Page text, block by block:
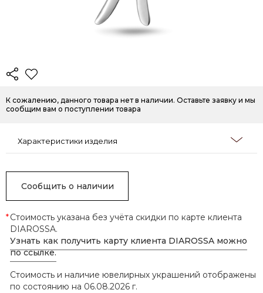
К сожалению, данного товара нет в наличии. Оставьте заявку и мы
сообщим вам о поступлении товара
Характеристики изделия
Сообщить о наличии
*Стоимость указана без учёта скидки по карте клиента
DIAROSSA.
Узнать как получить карту клиента DIAROSSA можно
по ссылке.
Стоимость и наличие ювелирных украшений отображены
по состоянию на 06.08.2026 г.